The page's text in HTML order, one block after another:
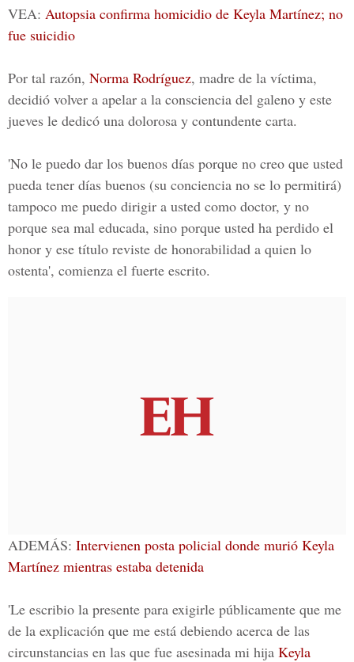
VEA: Autopsia confirma homicidio de Keyla Martínez; no
fue suicidio
Por tal razón, Norma Rodríguez, madre de la víctima,
decidió volver a apelar a la consciencia del galeno y este
jueves le dedicó una dolorosa y contundente carta.
'No le puedo dar los buenos días porque no creo que usted
pueda tener días buenos (su conciencia no se lo permitirá)
tampoco me puedo dirigir a usted como doctor, y no
porque sea mal educada, sino porque usted ha perdido el
honor y ese título reviste de honorabilidad a quien lo
ostenta', comienza el fuerte escrito.
ADEMÁS: Intervienen posta policial donde murió Keyla
Martínez mientras estaba detenida
'Le escribio la presente para exigirle públicamente que me
de la explicación que me está debiendo acerca de las
circunstancias en las que fue asesinada mi hija Keyla